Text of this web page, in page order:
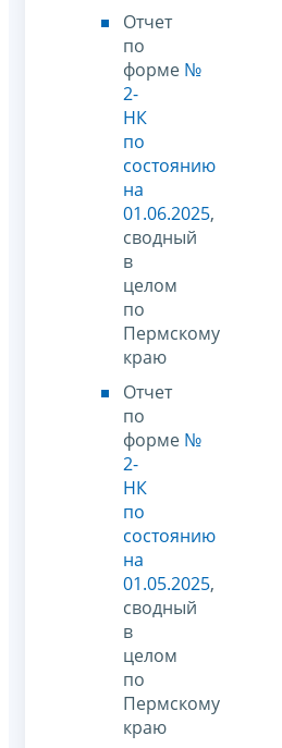
Отчет
по
форме №
2-
НК
по
состоянию
на
01.06.2025,
сводный
в
целом
по
Пермскому
краю
Отчет
по
форме №
2-
НК
по
состоянию
на
01.05.2025,
сводный
в
целом
по
Пермскому
краю